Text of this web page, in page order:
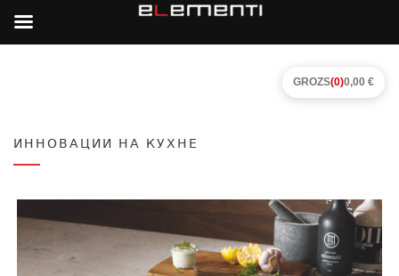
ИННОВАЦИИ НА КУХНЕ
GROZS(0)0,00 €